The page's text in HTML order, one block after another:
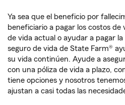
Ya sea que el beneficio por
beneficiario a pagar los costos de
de vida actual o ayudar a pagar la
seguro de vida de State Farm®
su vida continúen. Ayude a
con una póliza de vida a plazo,
tiene opciones y nosotros
ajustan a casi todas las